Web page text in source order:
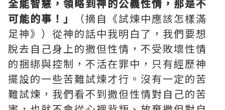
全能智慧，領略到神的公義性情，那是不
可能的事！」
（摘自《試煉中應該怎樣滿
足神》）從神的話中我明白了，我們要想
脫去自己身上的撒但性情，不受敗壞性情
的捆綁與控制，不活在罪中，只有經歷神
擺設的一些苦難試煉才行。沒有一定的苦
難試煉，我們看不到撒但性情對自己的苦